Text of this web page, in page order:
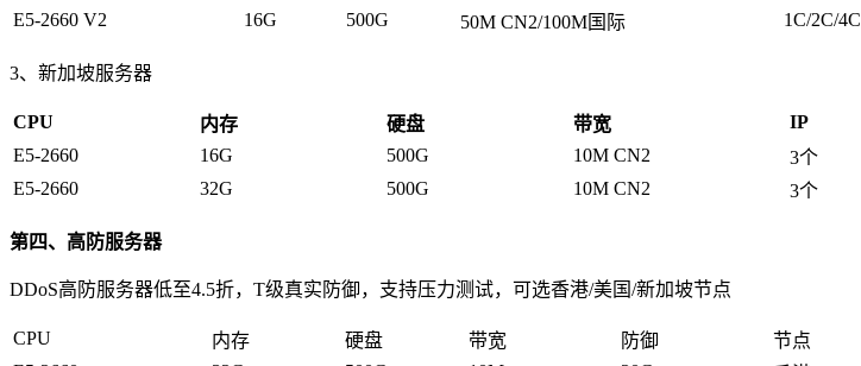
E5-2660 V2
16G 500G 50M CN2/100M国际 1C/2C/4C
3、新加坡服务器
CPU 内存 硬盘 带宽 IP
E5-2660
16G 500G 10M CN2 3个
E5-2660
32G 500G 10M CN2 3个
第四、高防服务器
DDoS高防服务器低至4.5折，T级真实防御，支持压力测试，可选香港/美国/新加坡节点
CPU 内存 硬盘 带宽 防御 节点